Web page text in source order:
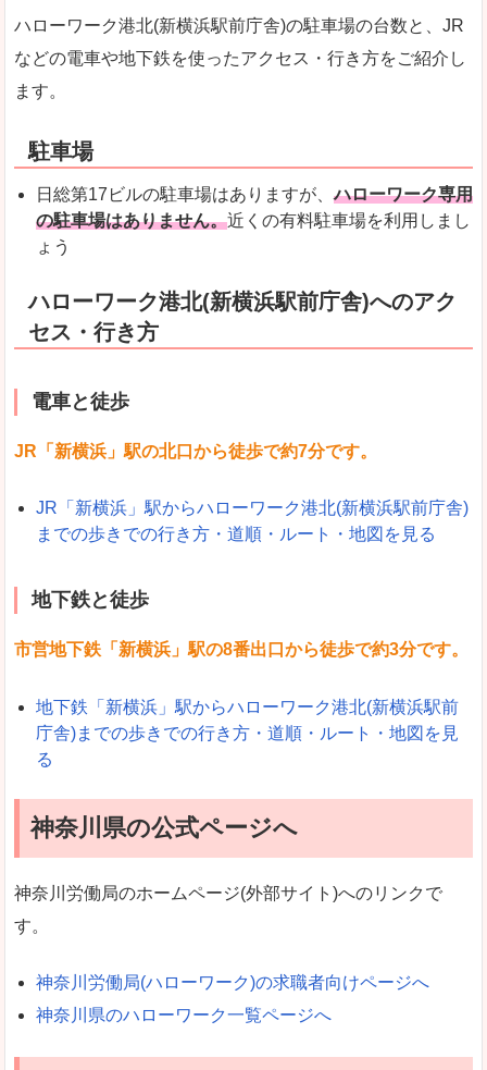
ハローワーク港北(新横浜駅前庁舎)の駐車場の台数と、JR
などの電車や地下鉄を使ったアクセス・行き方をご紹介し
ます。
駐車場
日総第17ビルの駐車場はありますが、ハローワーク専用
の駐車場はありません。近くの有料駐車場を利用しまし
ょう
ハローワーク港北(新横浜駅前庁舎)へのアク
セス・行き方
電車と徒歩
JR「新横浜」駅の北口から徒歩で約7分です。
JR「新横浜」駅からハローワーク港北(新横浜駅前庁舎)
までの歩きでの行き方・道順・ルート・地図を見る
地下鉄と徒歩
市営地下鉄「新横浜」駅の8番出口から徒歩で約3分です。
地下鉄「新横浜」駅からハローワーク港北(新横浜駅前
庁舎)までの歩きでの行き方・道順・ルート・地図を見
る
神奈川県の公式ページへ
神奈川労働局のホームページ(外部サイト)へのリンクで
す。
神奈川労働局(ハローワーク)の求職者向けページへ
神奈川県のハローワーク一覧ページへ